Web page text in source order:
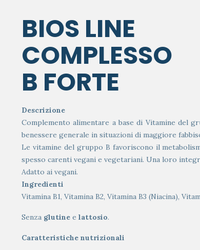
BIOS LINE
COMPLESSO
B FORTE
Descrizione
Complemento alimentare a base di Vitamine del
benessere generale in situazioni di maggiore
Le vitamine del gruppo B favoriscono il
spesso carenti vegani e vegetariani. Una loro
Adatto ai vegani.
Ingredienti
Vitamina B1, Vitamina B2, Vitamina B3 (Niacina),
Senza glutine e lattosio.
Caratteristiche nutrizionali